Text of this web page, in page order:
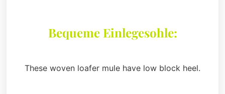
Bequeme Einlegesohle:
These woven loafer mule have low block heel.